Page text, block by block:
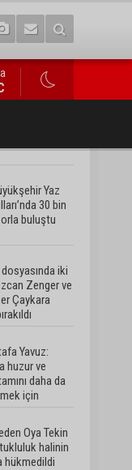
ortamını daha
Yaz
30 bin
buluştu
iki
Zenger ve
Çaykara
Yavuz:
huzur ve
daha da
için
Oya Tekin
halinin
hükmedildi